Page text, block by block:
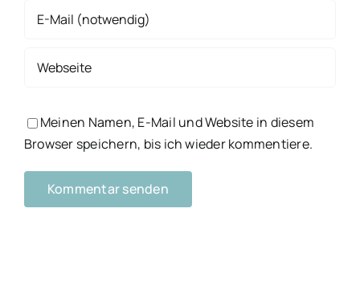
Meinen Namen, E-Mail und Website in diesem
Browser speichern, bis ich wieder kommentiere.